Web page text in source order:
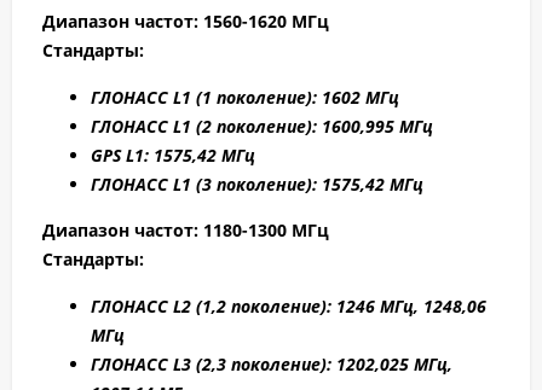
Диапазон частот: 1560-1620 МГц
Стандарты:
ГЛОНАСС L1 (1 поколение): 1602 МГц
ГЛОНАСС L1 (2 поколение): 1600,995 МГц
GPS L1: 1575,42 МГц
ГЛОНАСС L1 (3 поколение): 1575,42 МГц
Диапазон частот: 1180-1300 МГц
Стандарты:
ГЛОНАСС L2 (1,2 поколение): 1246 МГц, 1248,06
МГц
ГЛОНАСС L3 (2,3 поколение): 1202,025 МГц,